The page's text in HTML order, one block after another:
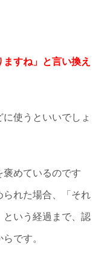
ますね」と言い換え
使うといいでしょ
褒めているのです
れた場合、「それ
という経過まで、認
です。